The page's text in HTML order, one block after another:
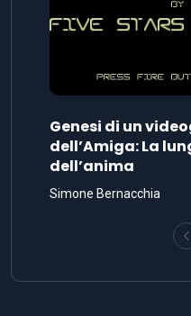
Genesi di un
dell’Amiga: La
dell’anima
Simone Bernacchia